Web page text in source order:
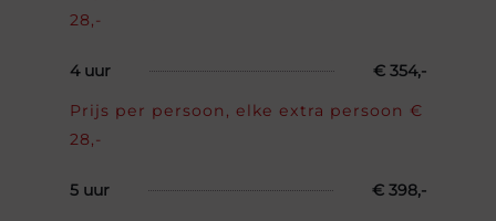
28,-
4 uur
€ 354,-
Prijs per persoon, elke extra persoon €
28,-
5 uur
€ 398,-